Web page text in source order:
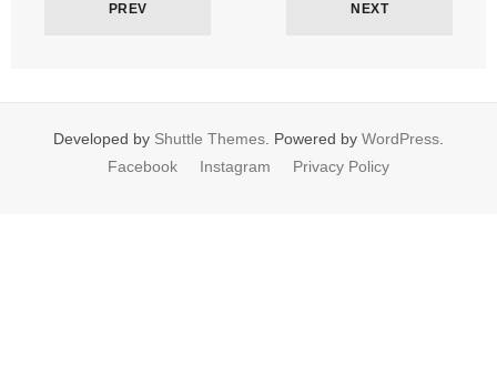
PREV NEXT
Developed by Shuttle Themes . Powered by WordPress
Facebook
Instagram Privacy Policy